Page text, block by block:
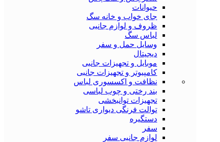
حیوانات
جای خواب و خانه سگ
ظروف و لوازم جانبی
لباس سگ
وسایل حمل و سفر
دیجیتال
موبایل و تجهیزات جانبی
کامپیوتر و تجهیزات جانبی
نظافت و اکسسوری لباس
بند رختی و چوب لباسی
تجهیزات توانبخشی
توالت فرنگی دیواری تاشو
دستگیره
سفر
لوازم جانبی سفر